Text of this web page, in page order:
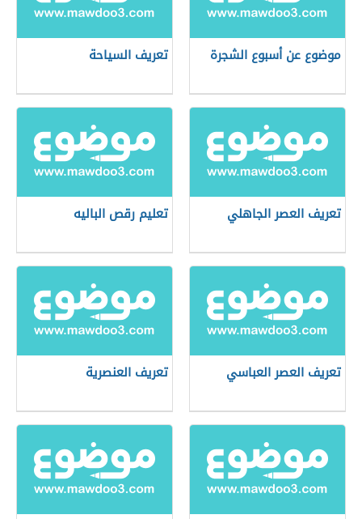
موضوع عن أسبوع الشجرة تعريف السياحة
تعريف العصر الجاهلي تعليم رقص الباليه
تعريف العصر العباسي تعريف العنصرية